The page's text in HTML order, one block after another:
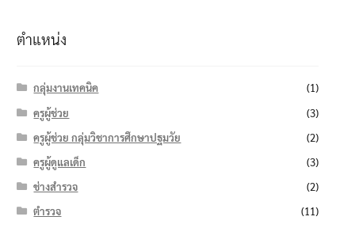
ตำแหน่ง
กลุ่มงานเทคนิค
(1)
ครูผู้ช่วย
(3)
ครูผู้ช่วย กลุ่มวิชาการศึกษาปฐมวัย
(2)
ครูผู้ดูแลเด็ก
(3)
ช่างสำรวจ
(2)
ตำรวจ
(11)